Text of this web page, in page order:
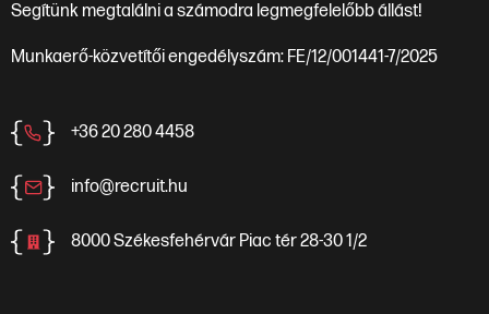
Segítünk megtalálni a számodra legmegfelelőbb állást!
Munkaerő-közvetítői engedélyszám: FE/12/001441-7/2025
+36 20 280 4458
info@recruit.hu
8000 Székesfehérvár Piac tér 28-30 1/2